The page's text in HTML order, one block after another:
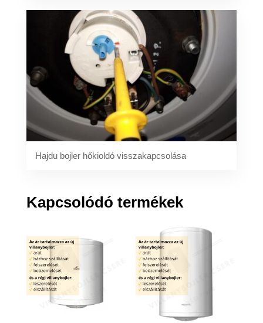
Hajdu bojler hőkioldó visszakapcsolása
Kapcsolódó termékek